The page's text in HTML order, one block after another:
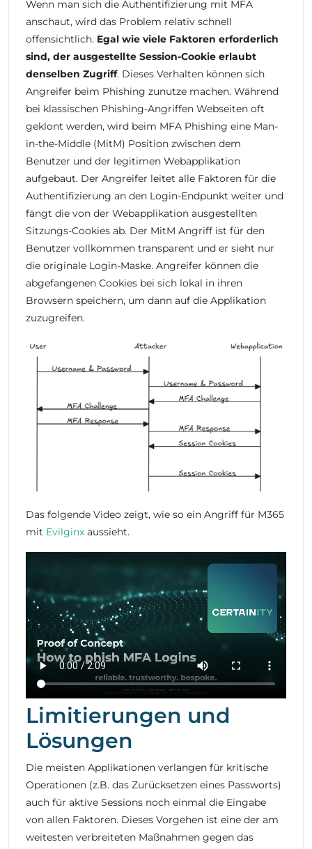
Wenn man sich die Authentifizierung mit MFA
anschaut, wird das Problem relativ schnell
offensichtlich. Egal wie viele Faktoren erforderlich
sind, der ausgestellte Session-Cookie erlaubt
denselben Zugriff. Dieses Verhalten können sich
Angreifer beim Phishing zunutze machen. Während
bei klassischen Phishing-Angriffen Webseiten oft
geklont werden, wird beim MFA Phishing eine Man-
in-the-Middle (MitM) Position zwischen dem
Benutzer und der legitimen Webapplikation
aufgebaut. Der Angreifer leitet alle Faktoren für die
Authentifizierung an den Login-Endpunkt weiter und
fängt die von der Webapplikation ausgestellten
Sitzungs-Cookies ab. Der MitM Angriff ist für den
Benutzer vollkommen transparent und er sieht nur
die originale Login-Maske. Angreifer können die
abgefangenen Cookies bei sich lokal in ihren
Browsern speichern, um dann auf die Applikation
zuzugreifen.
Das folgende Video zeigt, wie so ein Angriff für M365
mit Evilginx aussieht.
Limitierungen und
Lösungen
Die meisten Applikationen verlangen für kritische
Operationen (z.B. das Zurücksetzen eines Passworts)
auch für aktive Sessions noch einmal die Eingabe
von allen Faktoren. Dieses Vorgehen ist eine der am
weitesten verbreiteten Maßnahmen gegen das